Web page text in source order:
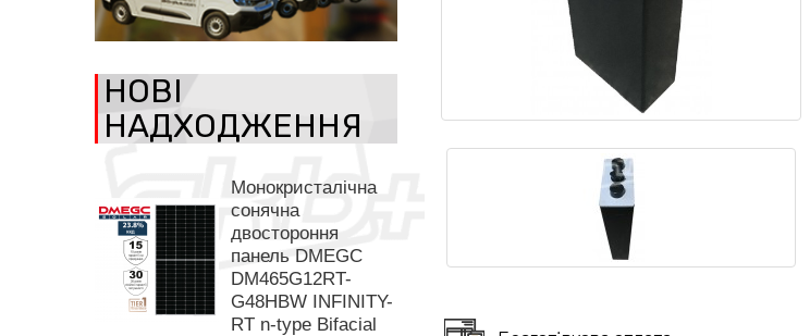
НОВІ
НАДХОДЖЕННЯ
Монокристалічна
сонячна
двостороння
панель DMEGC
DM465G12RT-
G48HBW INFINITY-
RT n-type Bifacial